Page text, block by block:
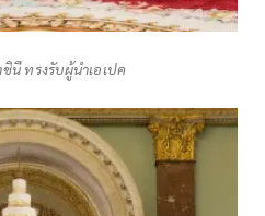
นี ทรงรับผู้นำเอเปค